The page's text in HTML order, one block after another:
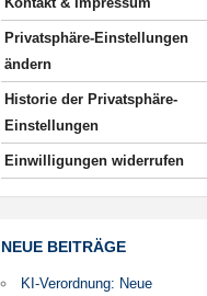
Privatsphäre-Einstellungen
ändern
Historie der Privatsphäre-
Einstellungen
Einwilligungen widerrufen
NEUE BEITRÄGE
KI-Verordnung: Neue